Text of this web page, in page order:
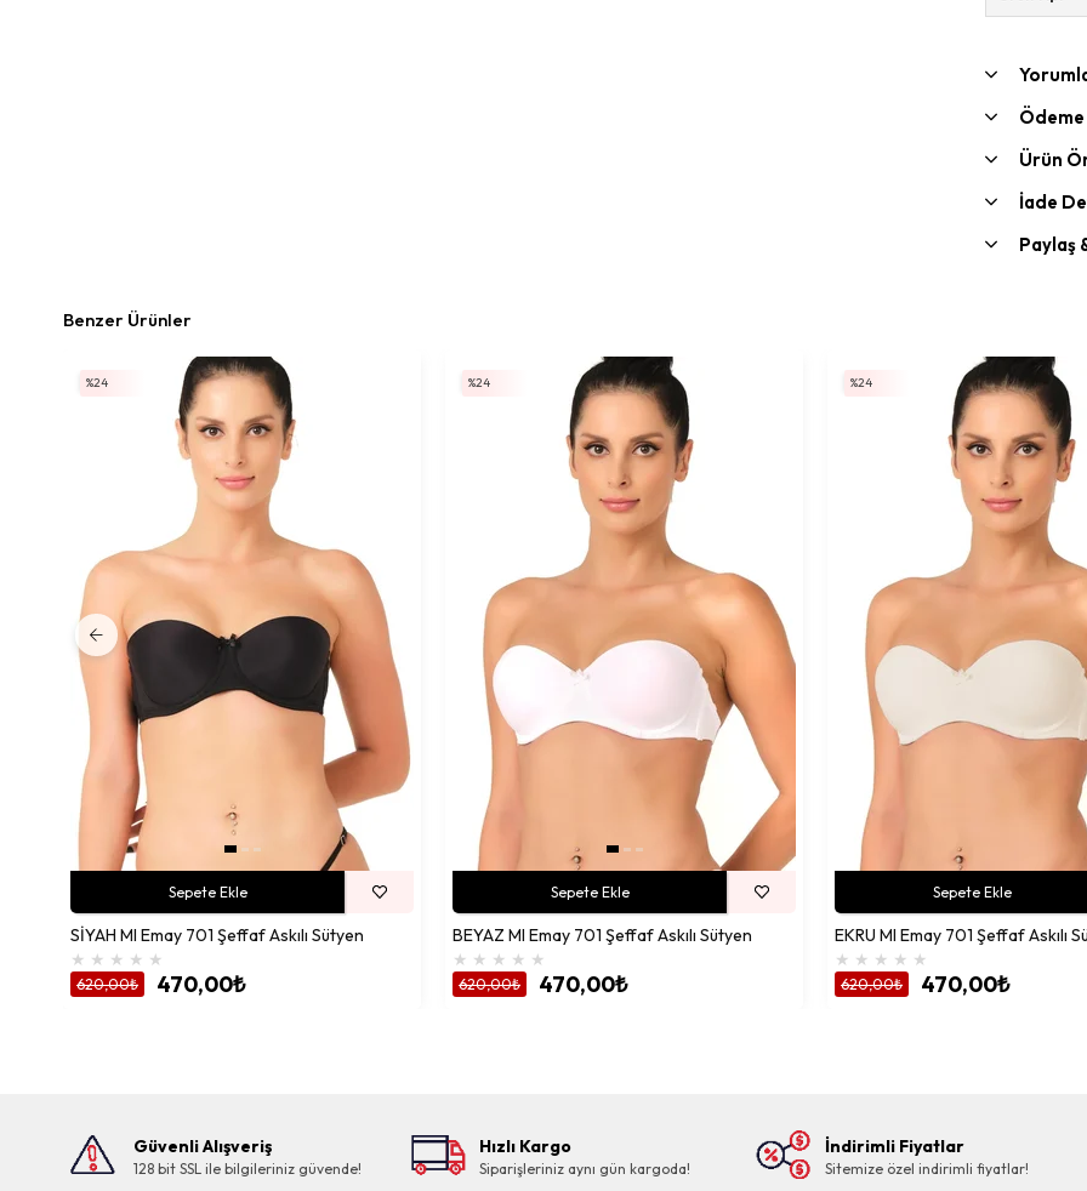
Ürün
İade
Paylaş
Benzer Ürünler
SİYAH MI Emay 701 Şeffaf Askılı Sütyen
★ ★ ★ ★ ★
470,00₺
620,00₺
Sepete Ekle
%24
BEYAZ MI Emay 701 Şeffaf Askılı Sütyen
★ ★ ★ ★ ★
470,00₺
620,00₺
Sepete Ekle
%24
EKRU MI Emay 701 Şeffaf Askılı
★ ★ ★ ★ ★
470,00₺
620,00₺
Sepete Ekle
%24
Güvenli Alışveriş
128 bit SSL ile bilgileriniz güvende!
Hızlı Kargo
Siparişleriniz aynı gün kargoda!
İndirimli Fiyatlar
Sitemize özel indirimli fiyatlar!